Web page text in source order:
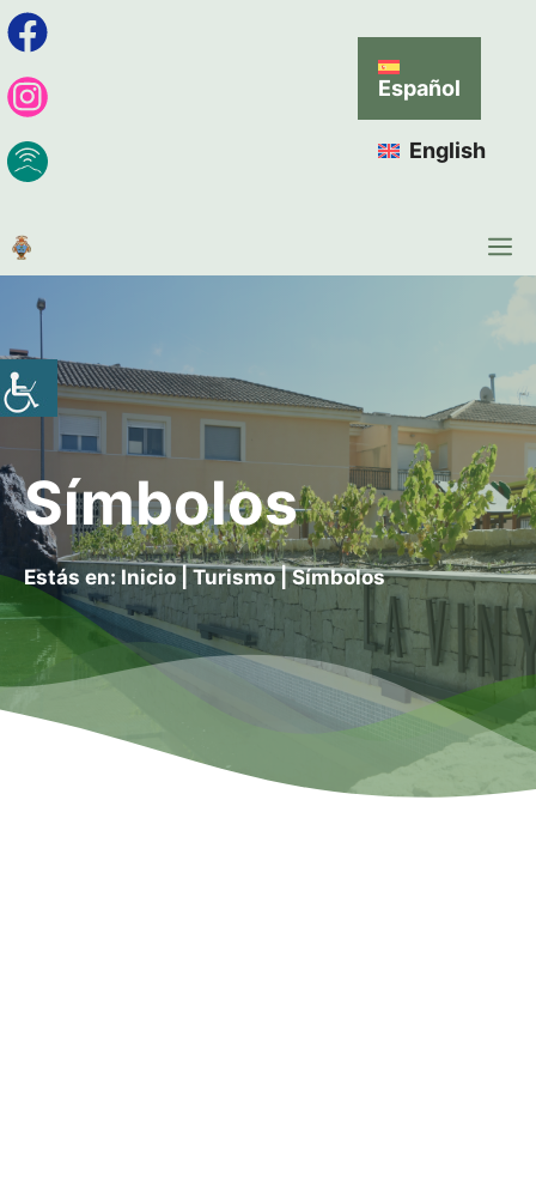
Español
English
Símbolos
Estás en: Inicio Turismo|Símbolos